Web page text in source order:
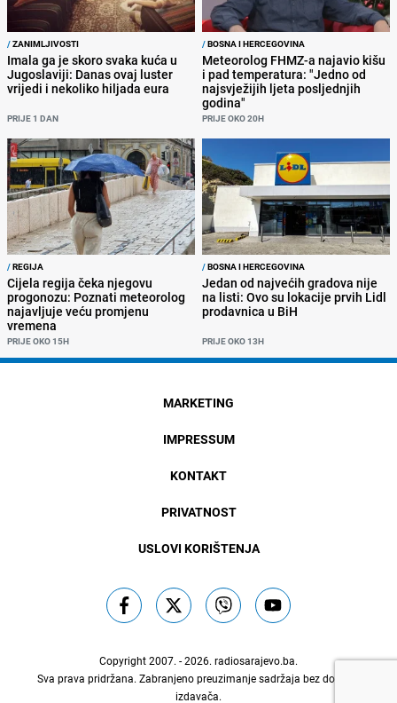
/ZANIMLJIVOSTI
Imala ga je skoro svaka kuća u
Jugoslaviji: Danas ovaj luster
vrijedi i nekoliko hiljada eura
PRIJE 1 DAN
/BOSNA I HERCEGOVINA
Meteorolog FHMZ-a najavio kišu
i pad temperatura: "Jedno od
najsvježijih ljeta posljednjih
godina"
PRIJE OKO 20H
/REGIJA
Cijela regija čeka njegovu
progonozu: Poznati meteorolog
najavljuje veću promjenu
vremena
PRIJE OKO 15H
/BOSNA I HERCEGOVINA
Jedan od najvećih gradova nije
na listi: Ovo su lokacije prvih Lidl
prodavnica u BiH
PRIJE OKO 13H
MARKETING
IMPRESSUM
KONTAKT
PRIVATNOST
USLOVI KORIŠTENJA
Copyright 2007. - 2026. radiosarajevo.ba.
Sva prava pridržana. Zabranjeno preuzimanje sadržaja bez dozvole
izdavača.